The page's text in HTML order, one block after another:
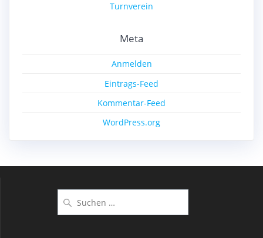
Turnverein
Meta
Anmelden
Eintrags-Feed
Kommentar-Feed
WordPress.org
nach: